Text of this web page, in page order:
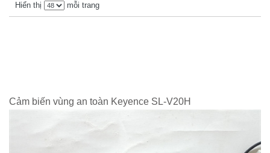
Hiển thị mỗi trang
Cảm biến vùng an toàn Keyence SL-V20H